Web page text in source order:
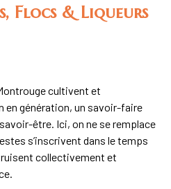
Flocs & Liqueurs
cultivent et
en génération, un savoir-faire
être. Ici, on ne se remplace
s’inscrivent dans le temps
collectivement et